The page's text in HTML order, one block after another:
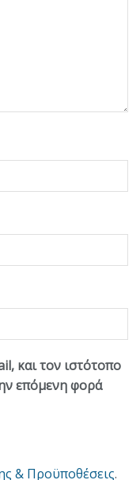
και τον ιστότοπο
επόμενη φορά
& Προϋποθέσεις.